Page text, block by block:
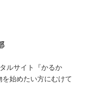
ルサイト『かるか
始めたい方にむけて